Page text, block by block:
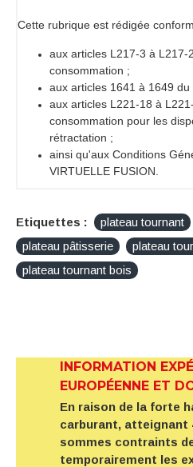
Cette rubrique est rédigée
aux articles L217-3 à L217-
consommation ;
aux articles 1641 à 1649 du
aux articles L221-18 à
consommation pour les
rétractation ;
ainsi qu'aux Conditions
VIRTUELLE FUSION.
Etiquettes : plateau tournant
plateau pâtisserie
plateau
plateau tournant bois
INFORMATION
EUROPÉENNE ET
En raison de la forte
carburant, atteignant
sommes contraints
temporairement les